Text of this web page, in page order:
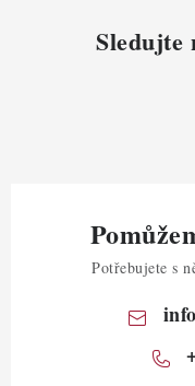
Sledujte
Potřebujete s
info